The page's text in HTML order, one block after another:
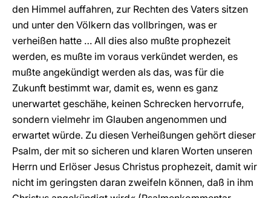
den Himmel auffahren, zur Rechten des Vaters sitzen
und unter den Völkern das vollbringen, was er
verheißen hatte … All dies also mußte prophezeit
werden, es mußte im voraus verkündet werden, es
mußte angekündigt werden als das, was für die
Zukunft bestimmt war, damit es, wenn es ganz
unerwartet geschähe, keinen Schrecken hervorrufe,
sondern vielmehr im Glauben angenommen und
erwartet würde. Zu diesen Verheißungen gehört dieser
Psalm, der mit so sicheren und klaren Worten unseren
Herrn und Erlöser Jesus Christus prophezeit, damit wir
nicht im geringsten daran zweifeln können, daß in ihm